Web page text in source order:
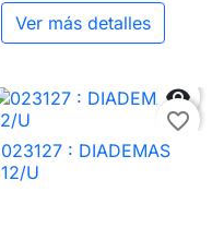
Ver más detalles

favorite_border
023127 : DIADEMAS
12/U